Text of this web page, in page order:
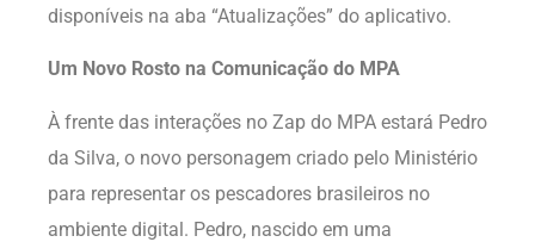
disponíveis na aba “Atualizações” do aplicativo.
Um Novo Rosto na Comunicação do MPA
À frente das interações no Zap do MPA estará Pedro
da Silva, o novo personagem criado pelo Ministério
para representar os pescadores brasileiros no
ambiente digital. Pedro, nascido em uma